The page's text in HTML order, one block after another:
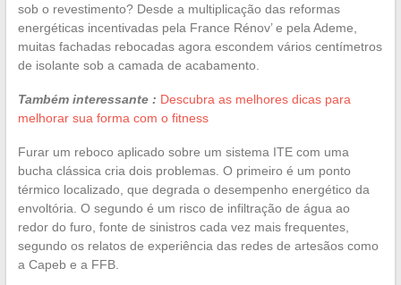
sob o revestimento? Desde a multiplicação das reformas
energéticas incentivadas pela France Rénov’ e pela Ademe,
muitas fachadas rebocadas agora escondem vários centímetros
de isolante sob a camada de acabamento.
Também interessante : Descubra as melhores dicas para
melhorar sua forma com o fitness
Furar um reboco aplicado sobre um sistema ITE com uma
bucha clássica cria dois problemas. O primeiro é um ponto
térmico localizado, que degrada o desempenho energético da
envoltória. O segundo é um risco de infiltração de água ao
redor do furo, fonte de sinistros cada vez mais frequentes,
segundo os relatos de experiência das redes de artesãos como
a Capeb e a FFB.